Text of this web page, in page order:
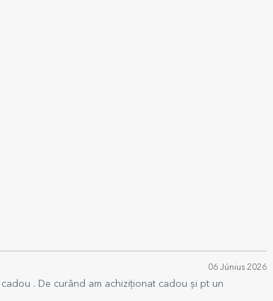
06 Június 2026
. De curând am achiziționat cadou și pt un